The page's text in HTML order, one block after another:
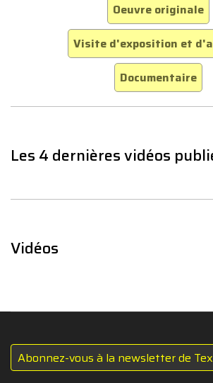
Oeuvre originale
Visite d'exposition et
Documentaire
Les 4 dernières vidéos
Vidéos
Abonnez-vous à la newsletter de